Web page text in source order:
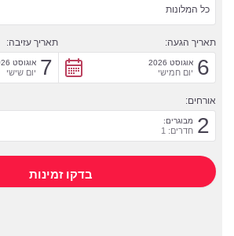
כל המלונות
תאריך הגעה:
6 אוגוסט 2026
יום חמישי
תאריך עזיבה:
7 אוגוסט 2026
יום שישי
אורחים:
2 מבוגרים:
חדרים: 1